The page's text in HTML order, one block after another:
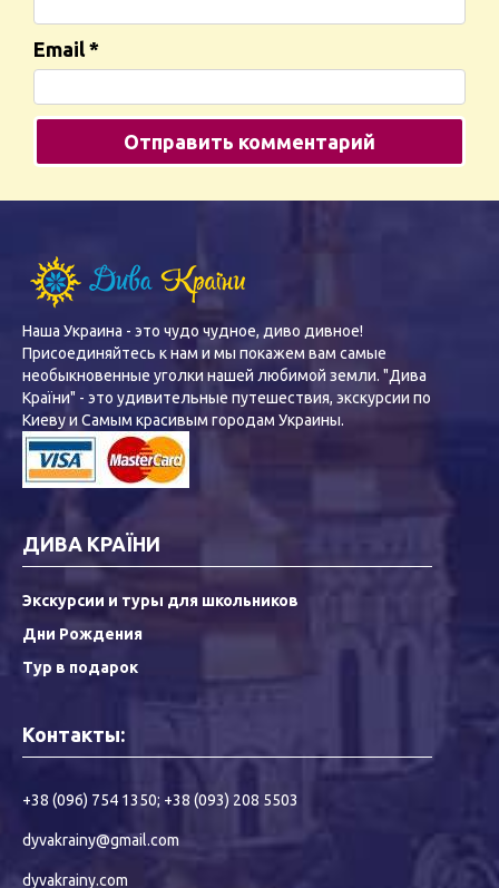
Email *
Наша Украина - это чудо чудное, диво дивное!
Присоединяйтесь к нам и мы покажем вам самые
необыкновенные уголки нашей любимой земли. "Дива
Країни" - это удивительные путешествия, экскурсии по
Киеву и Самым красивым городам Украины.
ДИВА КРАЇНИ
Экскурсии и туры для школьников
Дни Рождения
Тур в подарок
Контакты:
+38 (096) 754 1350; +38 (093) 208 5503
dyvakrainy@gmail.com
dyvakrainy.com